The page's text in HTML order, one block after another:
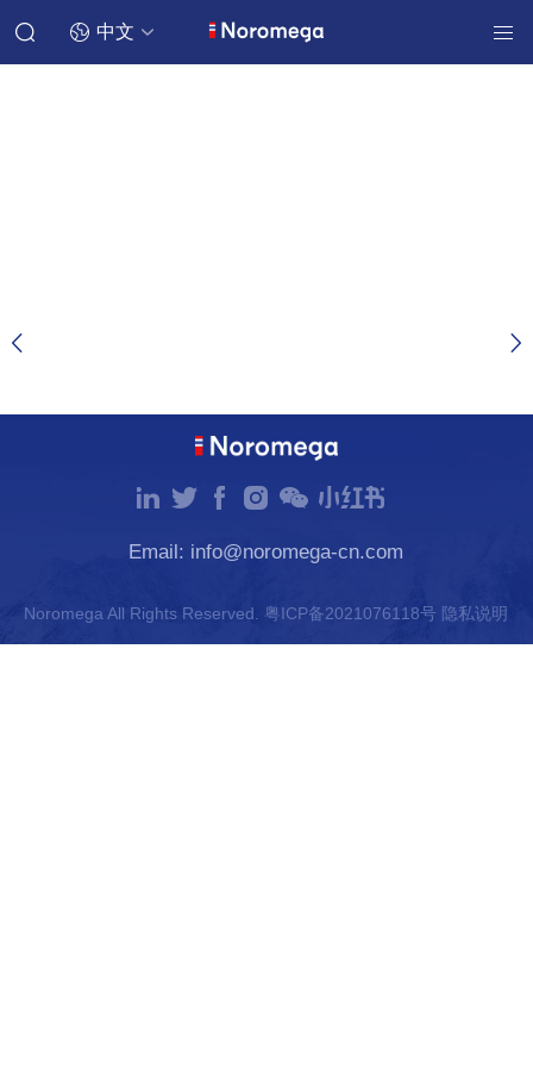
中文
Email: info@noromega-cn.com
Noromega All Rights Reserved. 粤ICP备2021076118号 隐私说明